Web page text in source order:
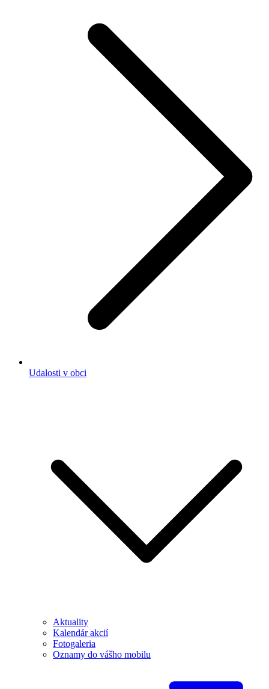
Udalosti v obci
Aktuality
Kalendár akcií
Fotogaleria
Oznamy do vášho mobilu